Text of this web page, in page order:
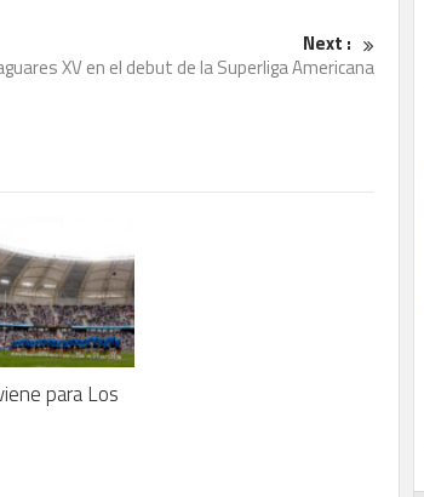
Next :
XV en el debut de la Superliga Americana
para Los